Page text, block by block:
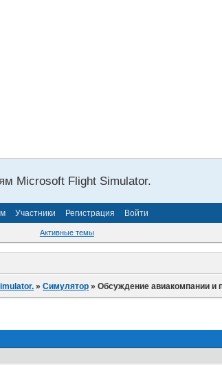
Microsoft Flight Simulator.
Участники Регистрация Войти
Активные темы
»Симулятор »Обсуждение авиакомпании и